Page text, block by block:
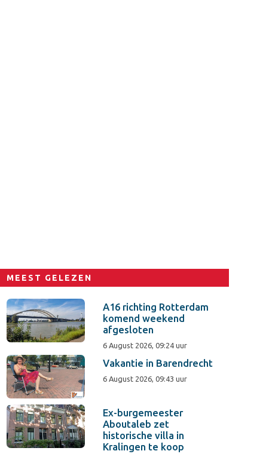
MEEST GELEZEN
A16 richting Rotterdam
komend weekend
afgesloten
6 August 2026, 09:24 uur
Vakantie in Barendrecht
6 August 2026, 09:43 uur
Ex-burgemeester
Aboutaleb zet
historische villa in
Kralingen te koop